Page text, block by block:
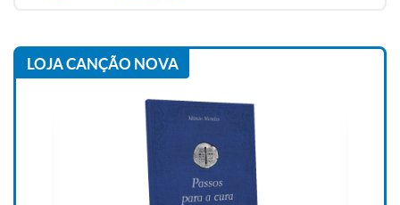
LOJA CANÇÃO NOVA